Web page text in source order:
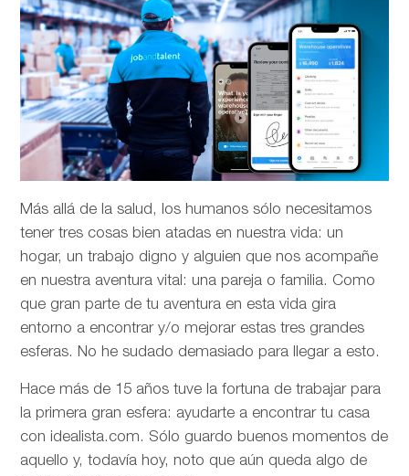
Más allá de la salud, los humanos sólo necesitamos
tener tres cosas bien atadas en nuestra vida: un
hogar, un trabajo digno y alguien que nos acompañe
en nuestra aventura vital: una pareja o familia. Como
que gran parte de tu aventura en esta vida gira
entorno a encontrar y/o mejorar estas tres grandes
esferas. No he sudado demasiado para llegar a esto.
Hace más de 15 años tuve la fortuna de trabajar para
la primera gran esfera: ayudarte a encontrar tu casa
con idealista.com. Sólo guardo buenos momentos de
aquello y, todavía hoy, noto que aún queda algo de